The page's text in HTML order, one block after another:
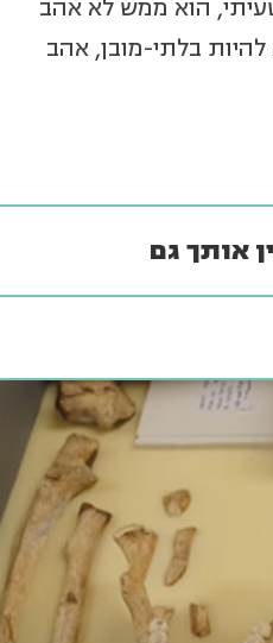
הוא ממש לא אהב
בלתי-מובן, אהב
אותך גם